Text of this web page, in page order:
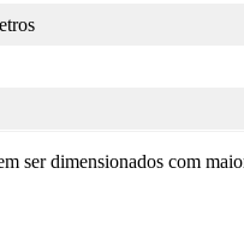
ser dimensionados com